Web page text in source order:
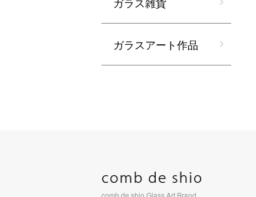
ガラスアート作品
comb de shio Glass Art Brand